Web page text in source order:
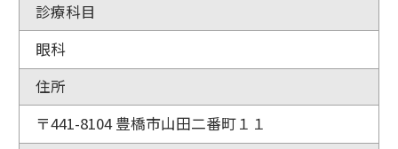
診療科目
眼科
住所
〒441-8104 豊橋市山田二番町１１